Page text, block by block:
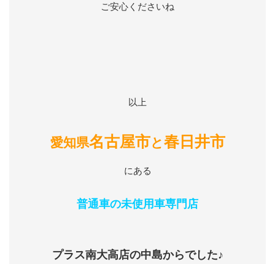
ご安心くださいね
以上
愛知県名古屋市と春日井市
にある
普通車の未使用車専門店
プラス南大高店の中島からでした♪